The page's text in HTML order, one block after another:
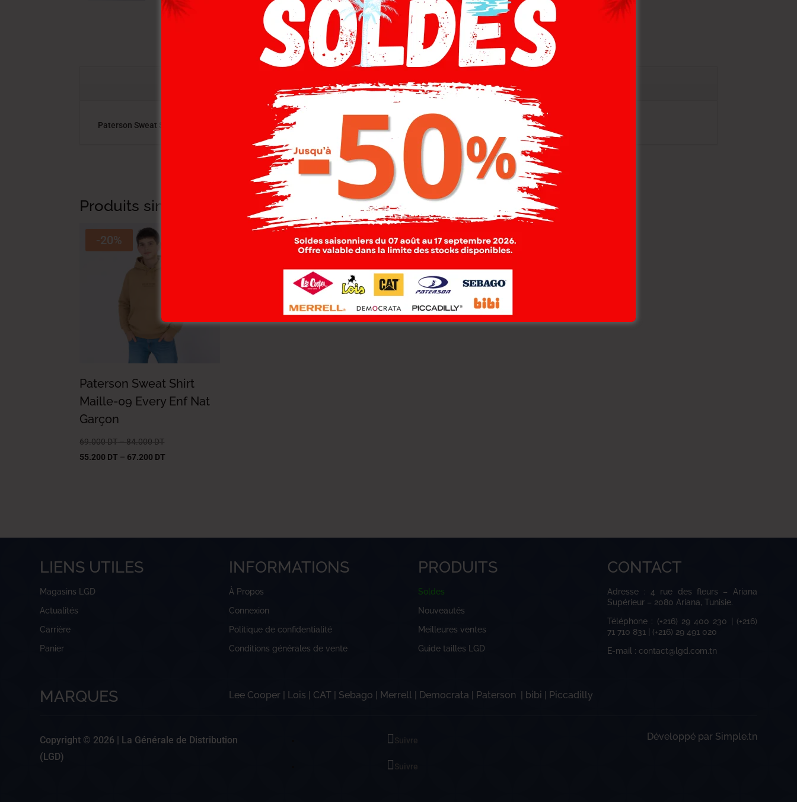
Description Livraison Composition
Paterson Sweat Shirt Maille-06 Sanad Enf Nat Garçon. ,Sweat shirt manches longues , couleur marine
Produits similaires
-20%
Paterson Sweat Shirt
Maille-09 Every Enf Nat
Garçon
69.000 DT 84.000 DT
55.200 DT – 67.200 DT
LIENS UTILES
Magasins LGD
Actualités
Carrière
Panier
INFORMATIONS
À Propos
Connexion
Politique de confidentialité
Conditions générales de vente
PRODUITS
Soldes
Nouveautés
Meilleures ventes
Guide tailles LGD
CONTACT
Adresse : 4 rue des fleurs – Ariana
Supérieur – 2080 Ariana, Tunisie.
Téléphone : (+216) 29 400 230 | (+216)
71 710 831 | (+216) 29 491 020
E-mail : contact@lgd.com.tn
MARQUES Lee Cooper Lois CAT Sebago Merrell Democrata Paterson bibi Piccadilly
Copyright © 2026 |
La Générale de Distribution
(LGD)
Suivre
Suivre
Développé par Simple.tn